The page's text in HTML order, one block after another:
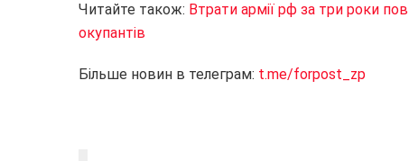
Читайте також: Втрати армії рф за три роки
окупантів
Більше новин в телеграм: t.me/forpost_zp